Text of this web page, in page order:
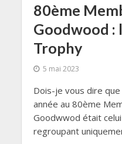
80ème
Goodwood :
Trophy
5 mai 2023
Dois-je vous dire
année au 80ème
Goodwwod était
regroupant